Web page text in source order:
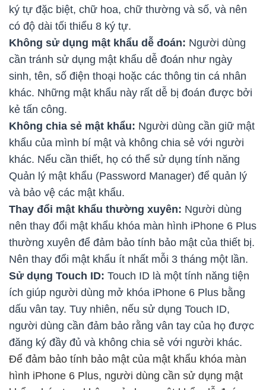
ký tự đặc biệt, chữ hoa, chữ thường và số, và nên
có độ dài tối thiểu 8 ký tự.
Không sử dụng mật khẩu dễ đoán: Người dùng
cần tránh sử dụng mật khẩu dễ đoán như ngày
sinh, tên, số điện thoại hoặc các thông tin cá nhân
khác. Những mật khẩu này rất dễ bị đoán được bởi
kẻ tấn công.
Không chia sẻ mật khẩu: Người dùng cần giữ mật
khẩu của mình bí mật và không chia sẻ với người
khác. Nếu cần thiết, họ có thể sử dụng tính năng
Quản lý mật khẩu (Password Manager) để quản lý
và bảo vệ các mật khẩu.
Thay đổi mật khẩu thường xuyên: Người dùng
nên thay đổi mật khẩu khóa màn hình iPhone 6 Plus
thường xuyên để đảm bảo tính bảo mật của thiết bị.
Nên thay đổi mật khẩu ít nhất mỗi 3 tháng một lần.
Sử dụng Touch ID: Touch ID là một tính năng tiện
ích giúp người dùng mở khóa iPhone 6 Plus bằng
dấu vân tay. Tuy nhiên, nếu sử dụng Touch ID,
người dùng cần đảm bảo rằng vân tay của họ được
đăng ký đầy đủ và không chia sẻ với người khác.
Để đảm bảo tính bảo mật của mật khẩu khóa màn
hình iPhone 6 Plus, người dùng cần sử dụng mật